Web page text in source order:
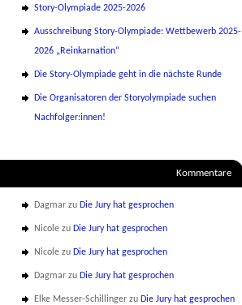
Story-Olympiade 2025-2026
Ausschreibung Story-Olympiade: Wettbewerb 2025-
2026 „Reinkarnation“
Die Story-Olympiade geht in die nächste Runde
Die Organisatoren der Storyolympiade suchen
Nachfolger:innen!
Kommentare
Dagmar zu Die Jury hat gesprochen
Nicole zu Die Jury hat gesprochen
Nicole zu Die Jury hat gesprochen
Dagmar zu Die Jury hat gesprochen
Elke Messer-Schillinger zu Die Jury hat gesprochen